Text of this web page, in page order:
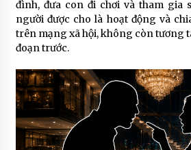
đình, đưa con đi chơi và tham gia
người được cho là hoạt động và
trên mạng xã hội, không còn tương
đoạn trước.